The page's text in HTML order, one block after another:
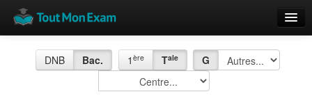
Vue globale
DNB Bac. 1ère Tale G